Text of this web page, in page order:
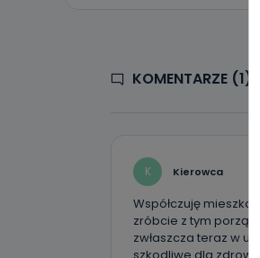
KOMENTARZE (1)
K Kierowca
Współczuję
zróbcie z tym
zwłaszcza teraz w